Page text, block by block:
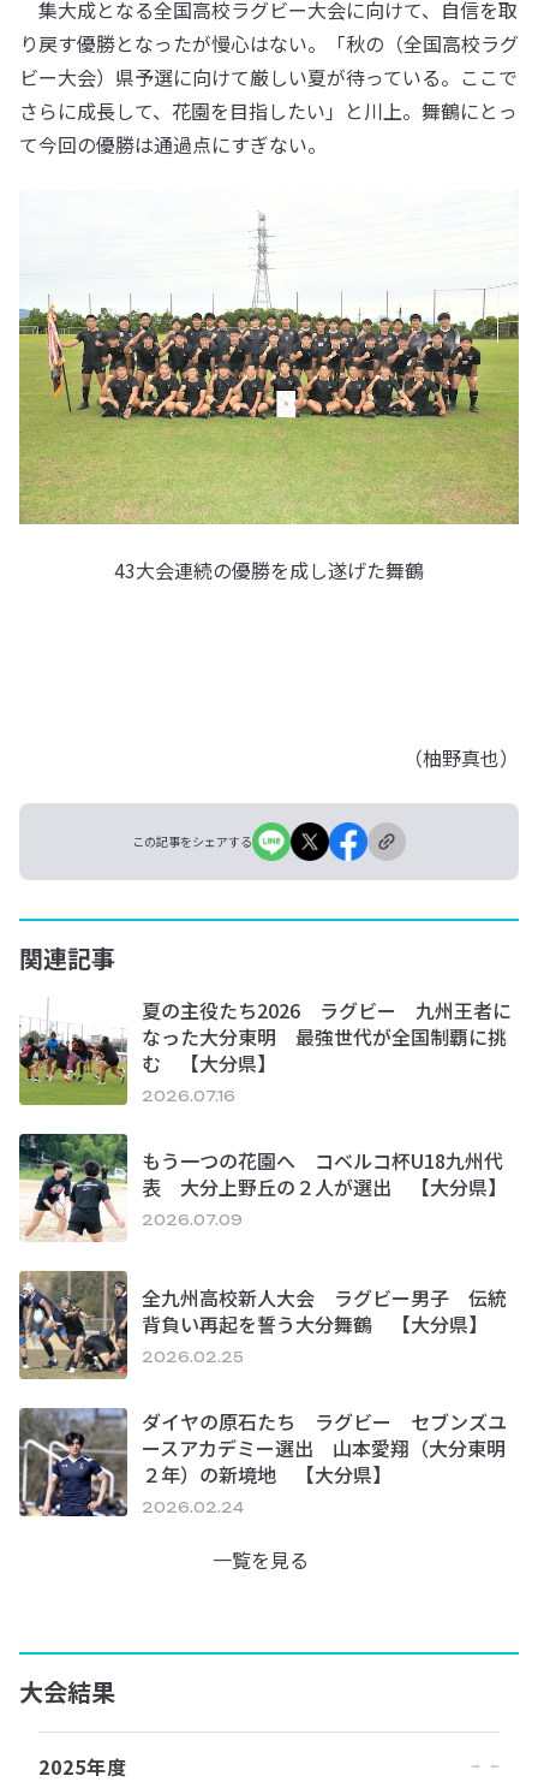
集大成となる全国高校ラグビー大会に向けて、自信を取
り戻す優勝となったが慢心はない。「秋の（全国高校ラグ
ビー大会）県予選に向けて厳しい夏が待っている。ここで
さらに成長して、花園を目指したい」と川上。舞鶴にとっ
て今回の優勝は通過点にすぎない。
43大会連続の優勝を成し遂げた舞鶴
（柚野真也）
この記事をシェアする
関連記事
夏の主役たち2026 ラグビー 九州王者に
なった大分東明 最強世代が全国制覇に挑
む 【大分県】
2026.07.16
もう一つの花園へ コベルコ杯U18九州代
表 大分上野丘の２人が選出 【大分県】
2026.07.09
全九州高校新人大会 ラグビー男子 伝統
背負い再起を誓う大分舞鶴 【大分県】
2026.02.25
ダイヤの原石たち ラグビー セブンズユ
ースアカデミー選出 山本愛翔（大分東明
２年）の新境地 【大分県】
2026.02.24
一覧を見る
大会結果
2025年度